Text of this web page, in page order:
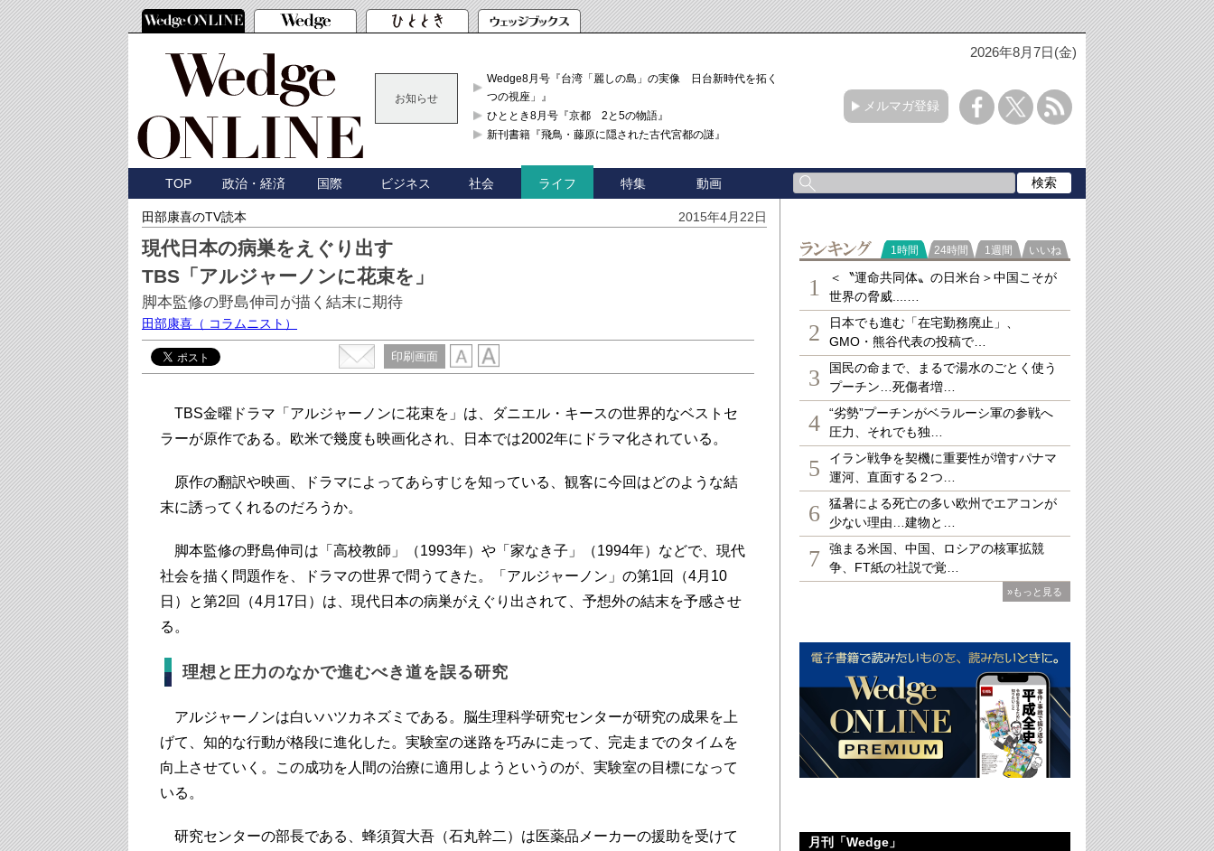
2026年8月7日(金)
お知らせ
Wedge8月号『台湾「麗しの島」の実像 日台新時代を拓く「3
つの視座」』
ひととき8月号『京都 2と5の物語』
新刊書籍『飛鳥・藤原に隠された古代宮都の謎』
メルマガ登録
TOP 政治・経済 国際 ビジネス 社会 ライフ 特集 動画
田部康喜のTV読本 2015年4月22日
現代日本の病巣をえぐり出す
TBS「アルジャーノンに花束を」
脚本監修の野島伸司が描く結末に期待
田部康喜 （ コラムニスト）
印刷画面
TBS金曜ドラマ「アルジャーノンに花束を」は、ダニエル・キースの世界的なベストセ
ラーが原作である。欧米で幾度も映画化され、日本では2002年にドラマ化されている。
原作の翻訳や映画、ドラマによってあらすじを知っている、観客に今回はどのような結
末に誘ってくれるのだろうか。
脚本監修の野島伸司は「高校教師」（1993年）や「家なき子」（1994年）などで、現代
社会を描く問題作を、ドラマの世界で問うてきた。「アルジャーノン」の第1回（4月10
日）と第2回（4月17日）は、現代日本の病巣がえぐり出されて、予想外の結末を予感させ
る。
理想と圧力のなかで進むべき道を誤る研究
アルジャーノンは白いハツカネズミである。脳生理科学研究センターが研究の成果を上
げて、知的な行動が格段に進化した。実験室の迷路を巧みに走って、完走までのタイムを
向上させていく。この成功を人間の治療に適用しようというのが、実験室の目標になって
いる。
研究センターの部長である、蜂須賀大吾（石丸幹二）は医薬品メーカーの援助を受けて
ランキング
1時間 24時間 1週間 いいね
1
＜〝運命共同体〟の日米台＞中国こそが
世界の脅威....…
2
日本でも進む「在宅勤務廃止」、
GMO・熊谷代表の投稿で…
3
国民の命まで、まるで湯水のごとく使う
プーチン…死傷者増…
4
“劣勢”プーチンがベラルーシ軍の参戦へ
圧力、それでも独…
5
イラン戦争を契機に重要性が増すパナマ
運河、直面する２つ…
6
猛暑による死亡の多い欧州でエアコンが
少ない理由…建物と…
7
強まる米国、中国、ロシアの核軍拡競
争、FT紙の社説で覚…
»もっと見る
月刊「Wedge」